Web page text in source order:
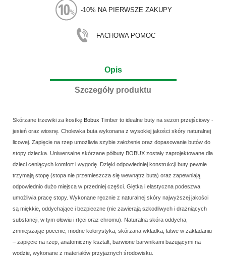
-10% NA PIERWSZE ZAKUPY
FACHOWA POMOC
Opis
Szczegóły produktu
Skórzane trzewiki za kostkę Bobux Timber to idealne buty na sezon przejściowy -
jesień oraz wiosnę. Cholewka buta wykonana z wysokiej jakości skóry naturalnej
licowej. Zapięcie na rzep umożliwia szybie założenie oraz dopasowanie butów do
stopy dziecka. Uniwersalne skórzane półbuty BOBUX zostały zaprojektowane dla
dzieci ceniących komfort i wygodę. Dzięki odpowiedniej konstrukcji buty pewnie
trzymają stopę (stopa nie przemieszcza się wewnątrz buta) oraz zapewniają
odpowiednio dużo miejsca w przedniej części. Giętka i elastyczna podeszwa
umożliwia pracę stopy. Wykonane ręcznie z naturalnej skóry najwyższej jakości
są miękkie, oddychające i bezpieczne (nie zawierają szkodliwych i drażniących
substancji, w tym ołowiu i rtęci oraz chromu). Naturalna skóra oddycha,
zmniejszając pocenie, modne kolorystyka, skórzana wkładka, łatwe w zakładaniu
– zapięcie na rzep, anatomiczny kształt, barwione barwnikami bazującymi na
wodzie, wykonane z materiałów przyjaznych środowisku.